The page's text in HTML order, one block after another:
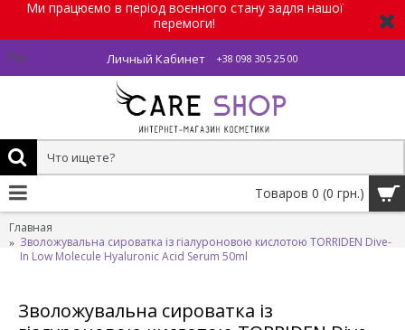
Ми працюємо в період воєнного стану задля нашої
перемоги!
Рус Личный Кабинет +38 098 305 25 00
Товаров 0 (0 грн.)
Главная
Зволожувальна сироватка із гіалуроновою кислотою TORRIDEN Dive-
In Low Molecule Hyaluronic Acid Serum 50ml
Зволожувальна сироватка із